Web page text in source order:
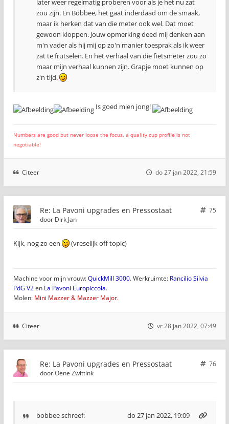
later weer regelmatig proberen voor als je het nu zat
zou zijn. En Bobbee, het gaat inderdaad om de smaak,
maar ik herken dat van die meter ook wel. Dat moet
gewoon kloppen. Jouw opmerking deed mij denken aan
m'n vader als hij mij op zo'n manier toesprak als ik weer
zat te frutselen. En het verhaal van die fietsmeter zou zo
maar mijn verhaal kunnen zijn. Grapje moet kunnen op
z'n tijd.
Is goed mien jong!
Numbers are good but never loose the focus, a quality cup profile is not
negotiable!
Citeer do 27 jan 2022, 21:59
Re: La Pavoni upgrades en Pressostaat
75
door Dirk Jan
Kijk, nog zo een (vreselijk off topic)
Machine voor mijn vrouw:QuickMill 3000. Werkruimte: Rancilio Silvia
PdG V2en La Pavoni Europiccola.
Molen: Mini Mazzer & Mazzer Major.
Citeer vr 28 jan 2022, 07:49
Re: La Pavoni upgrades en Pressostaat
76
doorOene Zwittink
bobbeeschreef: do 27 jan 2022, 19:09